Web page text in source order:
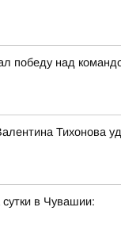
победу над
Тихонова
в Чувашии: